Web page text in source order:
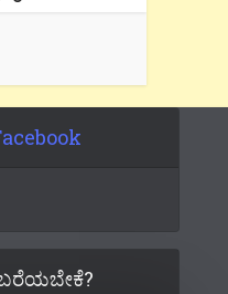
ಬರೆಯಬೇಕೆ?